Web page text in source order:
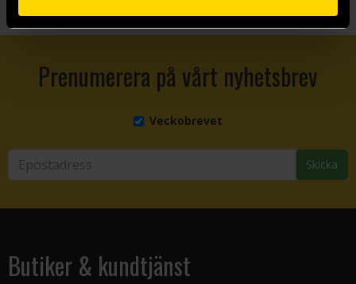
Prenumerera på vårt nyhetsbrev
Veckobrevet
Skicka
Butiker & kundtjänst